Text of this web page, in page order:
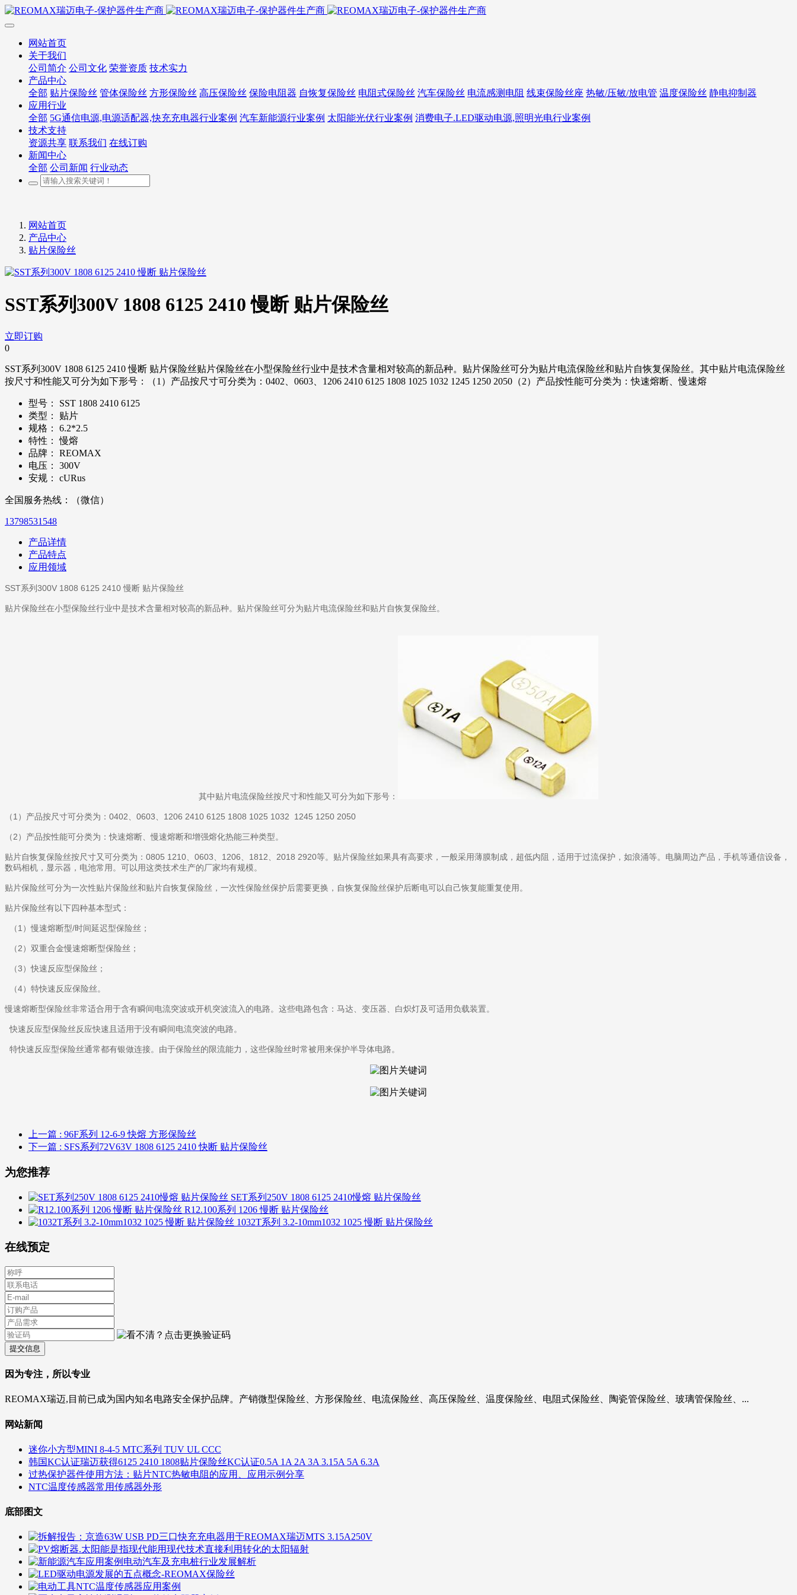
网站首页
关于我们
公司简介 公司文化 荣誉资质 技术实力
产品中心
全部 贴片保险丝 管体保险丝 方形保险丝 高压保险丝 保险电阻器 自恢复保险丝 电阻式保险丝 汽车保险丝 电流感测电阻 线束保险丝座 热敏/压敏/放电管 温度保险丝 静电抑制器
应用行业
全部 5G通信电源,电源适配器,快充充电器行业案例 汽车新能源行业案例 太阳能光伏行业案例 消费电子.LED驱动电源,照明光电行业案例
技术支持
资源共享 联系我们 在线订购
新闻中心
全部 公司新闻 行业动态
网站首页
产品中心
贴片保险丝
SST系列300V 1808 6125 2410 慢断 贴片保险丝
立即订购
0
SST系列300V 1808 6125 2410 慢断 贴片保险丝贴片保险丝在小型保险丝行业中是技术含量相对较高的新品种。贴片保险丝可分为贴片电流保险丝和贴片自恢复保险丝。其中贴片电流保险丝
按尺寸和性能又可分为如下形号：（1）产品按尺寸可分类为：0402、0603、1206 2410 6125 1808 1025 1032 1245 1250 2050（2）产品按性能可分类为：快速熔断、慢速熔
型号：
SST 1808 2410 6125
类型：
贴片
规格：
6.2*2.5
特性： 慢熔
品牌：
REOMAX
电压：
300V
安规：
cURus
全国服务热线：（微信）
13798531548
产品详情
产品特点
应用领域
SST系列300V 1808 6125 2410 慢断 贴片保险丝
贴片保险丝在小型保险丝行业中是技术含量相对较高的新品种。贴片保险丝可分为贴片电流保险丝和贴片自恢复保险丝。
其中贴片电流保险丝按尺寸和性能又可分为如下形号：
（1）产品按尺寸可分类为：0402、0603、1206 2410 6125 1808 1025 1032 1245 1250 2050
（2）产品按性能可分类为：快速熔断、慢速熔断和增强熔化热能三种类型。
贴片自恢复保险丝按尺寸又可分类为：0805 1210、0603、1206、1812、2018 2920等。贴片保险丝如果具有高要求，一般采用薄膜制成，超低内阻，适用于过流保护，如浪涌等。电脑周边产品，手机等通信设备，
数码相机，显示器，电池常用。可以用这类技术生产的厂家均有规模。
贴片保险丝可分为一次性贴片保险丝和贴片自恢复保险丝，一次性保险丝保护后需要更换，自恢复保险丝保护后断电可以自己恢复能重复使用。
贴片保险丝有以下四种基本型式：
（1）慢速熔断型/时间延迟型保险丝；
（2）双重合金慢速熔断型保险丝；
（3）快速反应型保险丝；
（4）特快速反应保险丝。
慢速熔断型保险丝非常适合用于含有瞬间电流突波或开机突波流入的电路。这些电路包含：马达、变压器、白炽灯及可适用负载装置。
快速反应型保险丝反应快速且适用于没有瞬间电流突波的电路。
特快速反应型保险丝通常都有银做连接。由于保险丝的限流能力，这些保险丝时常被用来保护半导体电路。
上一篇 : 96F系列 12-6-9 快熔 方形保险丝
下一篇 : SFS系列72V63V 1808 6125 2410 快断 贴片保险丝
为您推荐
SET系列250V 1808 6125 2410慢熔 贴片保险丝
R12.100系列 1206 慢断 贴片保险丝
1032T系列 3.2-10mm1032 1025 慢断 贴片保险丝
在线预定
提交信息
因为专注，所以专业
REOMAX瑞迈,目前已成为国内知名电路安全保护品牌。产销微型保险丝、方形保险丝、电流保险丝、高压保险丝、温度保险丝、电阻式保险丝、陶瓷管保险丝、玻璃管保险丝、...
网站新闻
迷你小方型MINI 8-4-5 MTC系列 TUV UL CCC
韩国KC认证瑞迈获得6125 2410 1808贴片保险丝KC认证0.5A 1A 2A 3A 3.15A 5A 6.3A
过热保护器件使用方法：贴片NTC热敏电阻的应用、应用示例分享
NTC温度传感器常用传感器外形
底部图文